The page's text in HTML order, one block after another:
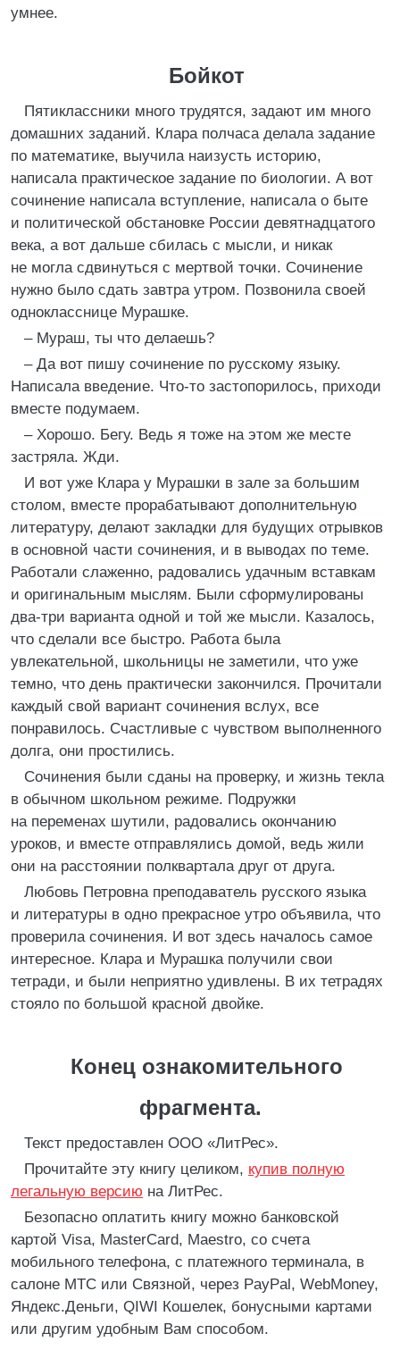
умнее.
Бойкот
Пятиклассники много трудятся, задают им много
домашних заданий. Клара полчаса делала задание
по математике, выучила наизусть историю,
написала практическое задание по биологии. А вот
сочинение написала вступление, написала о быте
и политической обстановке России девятнадцатого
века, а вот дальше сбилась с мысли, и никак
не могла сдвинуться с мертвой точки. Сочинение
нужно было сдать завтра утром. Позвонила своей
однокласснице Мурашке.
– Мураш, ты что делаешь?
– Да вот пишу сочинение по русскому языку.
Написала введение. Что-то застопорилось, приходи
вместе подумаем.
– Хорошо. Бегу. Ведь я тоже на этом же месте
застряла. Жди.
И вот уже Клара у Мурашки в зале за большим
столом, вместе прорабатывают дополнительную
литературу, делают закладки для будущих отрывков
в основной части сочинения, и в выводах по теме.
Работали слаженно, радовались удачным вставкам
и оригинальным мыслям. Были сформулированы
два-три варианта одной и той же мысли. Казалось,
что сделали все быстро. Работа была
увлекательной, школьницы не заметили, что уже
темно, что день практически закончился. Прочитали
каждый свой вариант сочинения вслух, все
понравилось. Счастливые с чувством выполненного
долга, они простились.
Сочинения были сданы на проверку, и жизнь текла
в обычном школьном режиме. Подружки
на переменах шутили, радовались окончанию
уроков, и вместе отправлялись домой, ведь жили
они на расстоянии полквартала друг от друга.
Любовь Петровна преподаватель русского языка
и литературы в одно прекрасное утро объявила, что
проверила сочинения. И вот здесь началось самое
интересное. Клара и Мурашка получили свои
тетради, и были неприятно удивлены. В их тетрадях
стояло по большой красной двойке.
Конец ознакомительного
фрагмента.
Текст предоставлен ООО «ЛитРес».
Прочитайте эту книгу целиком, купив полную
легальную версию на ЛитРес.
Безопасно оплатить книгу можно банковской
картой Visa, MasterCard, Maestro, со счета
мобильного телефона, с платежного терминала, в
салоне МТС или Связной, через PayPal, WebMoney,
Яндекс.Деньги, QIWI Кошелек, бонусными картами
или другим удобным Вам способом.